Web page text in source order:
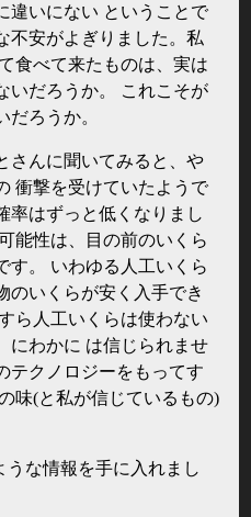
違いにない ということで
不安がよぎりました。私
食べて来たものは、実は
いだろうか。 これこそが
ろうか。
さんに聞いてみると、や
衝撃を受けていたようで
率はずっと低くなりまし
能性は、目の前のいくら
す。 いわゆる人工いくら
のいくらが安く入手でき
ら人工いくらは使わない
にわかに は信じられませ
テクノロジーをもってす
味(と私が信じているもの)
うな情報を手に入れまし